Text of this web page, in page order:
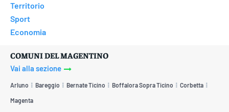
Territorio
Sport
Economia
COMUNI DEL MAGENTINO
Vai alla sezione
Arluno Bareggio Bernate Ticino Boffalora Sopra Ticino Corbetta
Magenta